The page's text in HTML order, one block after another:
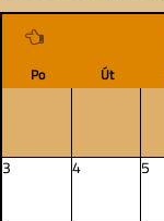
Po Út
3 4 5